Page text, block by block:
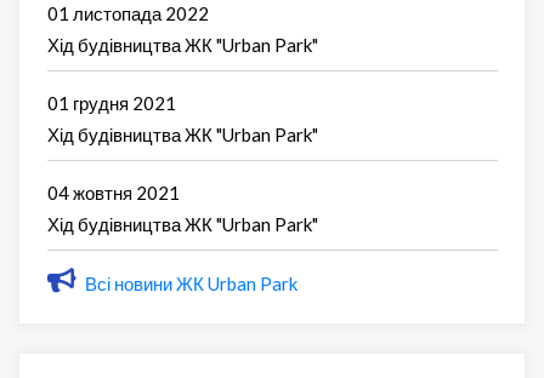
01 листопада 2022
Хід будівництва ЖК "Urban Park"
01 грудня 2021
Хід будівництва ЖК "Urban Park"
04 жовтня 2021
Хід будівництва ЖК "Urban Park"
Всі новини ЖК Urban Park